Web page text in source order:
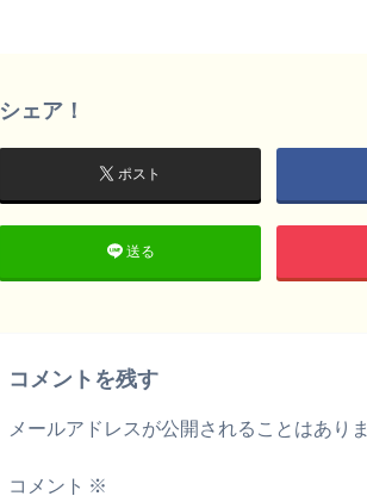
シェア！
ポスト
送る
コメントを残す
メールアドレスが公開されることはありま
コメント ※